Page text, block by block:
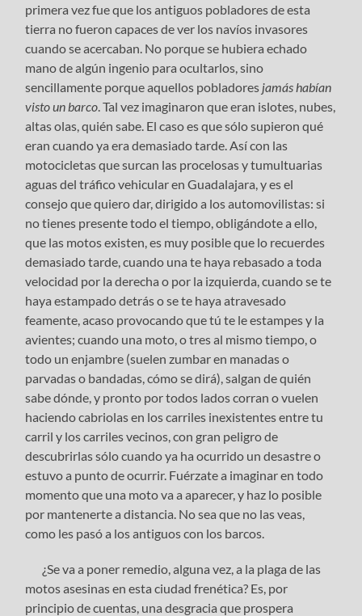
primera vez fue que los antiguos pobladores de esta
tierra no fueron capaces de ver los navíos invasores
cuando se acercaban. No porque se hubiera echado
mano de algún ingenio para ocultarlos, sino
sencillamente porque aquellos pobladores jamás habían
visto un barco . Tal vez imaginaron que eran islotes, nubes,
altas olas, quién sabe. El caso es que sólo supieron qué
eran cuando ya era demasiado tarde. Así con las
motocicletas que surcan las procelosas y tumultuarias
aguas del tráfico vehicular en Guadalajara, y es el
consejo que quiero dar, dirigido a los automovilistas: si
no tienes presente todo el tiempo, obligándote a ello,
que las motos existen, es muy posible que lo recuerdes
demasiado tarde, cuando una te haya rebasado a toda
velocidad por la derecha o por la izquierda, cuando se te
haya estampado detrás o se te haya atravesado
feamente, acaso provocando que tú te le estampes y la
avientes; cuando una moto, o tres al mismo tiempo, o
todo un enjambre (suelen zumbar en manadas o
parvadas o bandadas, cómo se dirá), salgan de quién
sabe dónde, y pronto por todos lados corran o vuelen
haciendo cabriolas en los carriles inexistentes entre tu
carril y los carriles vecinos, con gran peligro de
descubrirlas sólo cuando ya ha ocurrido un desastre o
estuvo a punto de ocurrir. Fuérzate a imaginar en todo
momento que una moto va a aparecer, y haz lo posible
por mantenerte a distancia. No sea que no las veas,
como les pasó a los antiguos con los barcos.
¿Se va a poner remedio, alguna vez, a la plaga de las
motos asesinas en esta ciudad frenética? Es, por
principio de cuentas, una desgracia que prospera